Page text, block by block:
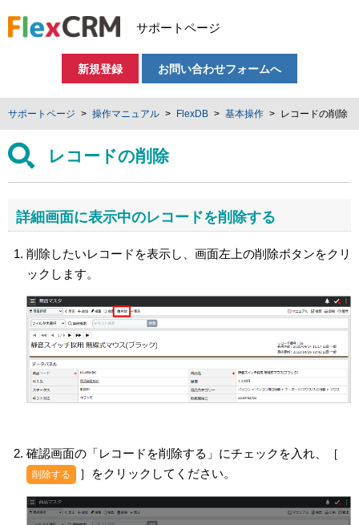
サポートページ
新規登録 お問い合わせフォームへ
サポートページ 操作マニュアル FlexDB 基本操作 レコードの削除
レコードの削除
詳細画面に表示中のレコードを削除する
削除したいレコードを表示し、画面左上の削除ボタンをクリ
ックします。
確認画面の「レコードを削除する」にチェックを入れ、［
削除する ］をクリックしてください。